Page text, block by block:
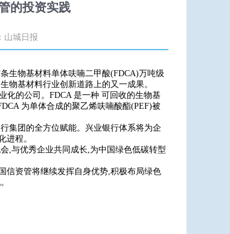
的投资实践
山城日报
生物基材料单体呋喃二甲酸(FDCA)万吨级
物基材料行业创新道路上的又一成果。
化的公司。FDCA 是一种 可回收的生物基
为单体合成的聚乙烯呋喃酸酯(PEF)被
集团的全方位赋能。兴业银行体系将为企
进程。
,与优秀企业共同成长,为中国绿色低碳转型
信资管将继续发挥自身优势,积极布局绿色